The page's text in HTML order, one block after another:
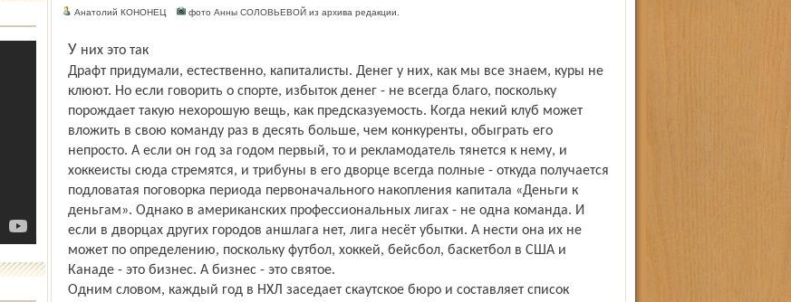
Анатолий КОНОНЕЦ фото Анны СОЛОВЬЕВОЙ из архива редакции.
У них это так
Драфт придумали, естественно, капиталисты. Денег у них, как мы все знаем, куры не
клюют. Но если говорить о спорте, избыток денег - не всегда благо, поскольку
порождает такую нехорошую вещь, как предсказуемость. Когда некий клуб может
вложить в свою команду раз в десять больше, чем конкуренты, обыграть его
непросто. А если он год за годом первый, то и рекламодатель тянется к нему, и
хоккеисты сюда стремятся, и трибуны в его дворце всегда полные - откуда получается
подловатая поговорка периода первоначального накопления капитала «Деньги к
деньгам». Однако в американских профессиональных лигах - не одна команда. И
если в дворцах других городов аншлага нет, лига несёт убытки. А нести она их не
может по определению, поскольку футбол, хоккей, бейсбол, баскетбол в США и
Канаде - это бизнес. А бизнес - это святое.
Одним словом, каждый год в НХЛ заседает скаутское бюро и составляет список